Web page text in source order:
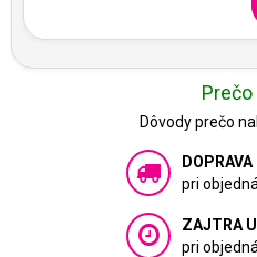
Prečo
Dôvody prečo
pri
ZAJTRA
pri